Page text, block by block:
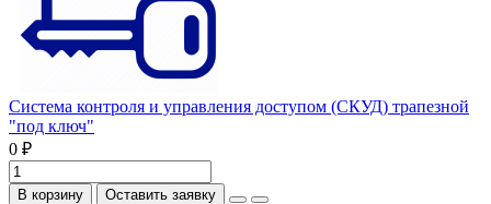
Система контроля и управления доступом (СКУД) трапезной
"под ключ"
0 ₽
В корзину Оставить заявку